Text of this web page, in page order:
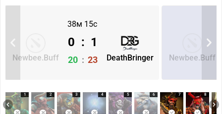
38м 15с
Newbee.Buff DeathBringer
0 : 1
20 : 23 Newbee.Buff
1 2 3 4 5 6 7 8